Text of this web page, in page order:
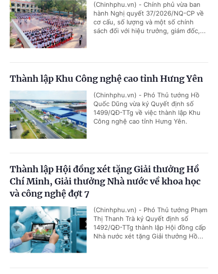
(Chinhphu.vn) - Chính phủ vừa ban
hành Nghị quyết 37/2026/NQ-CP về
cơ cấu, số lượng và một số chính
sách đối với hiệu trưởng, giám đốc,...
Thành lập Khu Công nghệ cao tỉnh Hưng Yên
(Chinhphu.vn) - Phó Thủ tướng Hồ
Quốc Dũng vừa ký Quyết định số
1499/QĐ-TTg về việc thành lập Khu
Công nghệ cao tỉnh Hưng Yên.
Thành lập Hội đồng xét tặng Giải thưởng Hồ
Chí Minh, Giải thưởng Nhà nước về khoa học
và công nghệ đợt 7
(Chinhphu.vn) - Phó Thủ tướng Phạm
Thị Thanh Trà ký Quyết định số
1492/QĐ-TTg thành lập Hội đồng cấp
Nhà nước xét tặng Giải thưởng Hồ...